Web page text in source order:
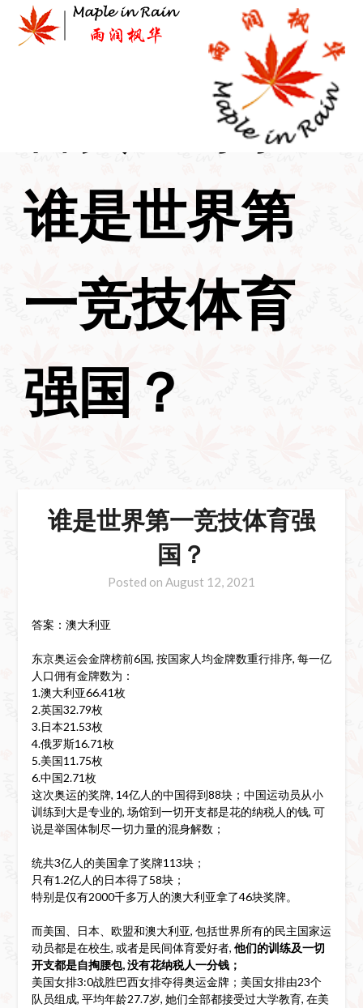
content
时事>
谁是世界第
一竞技体育
强国？
谁是世界第一竞技体育强
国？
Posted on August 12, 2021
答案：澳大利亚
东京奥运会金牌榜前6国, 按国家人均金牌数重行排序, 每一亿
人口佣有金牌数为：
1.澳大利亚66.41枚
2.英国32.79枚
3.日本21.53枚
4.俄罗斯16.71枚
5.美国11.75枚
6.中国2.71枚
这次奥运的奖牌, 14亿人的中国得到88块；中国运动员从小
训练到大是专业的, 场馆到一切开支都是花的纳税人的钱, 可
说是举国体制尽一切力量的混身解数；
统共3亿人的美国拿了奖牌113块；
只有1.2亿人的日本得了58块；
特别是仅有2000千多万人的澳大利亚拿了46块奖牌。
而美国、日本、欧盟和澳大利亚, 包括世界所有的民主国家运
动员都是在校生, 或者是民间体育爱好者, 他们的训练及一切
开支都是自掏腰包, 没有花纳税人一分钱；
美国女排3:0战胜巴西女排夺得奥运金牌；美国女排由23个
队员组成, 平均年龄27.7岁, 她们全部都接受过大学教育, 在美